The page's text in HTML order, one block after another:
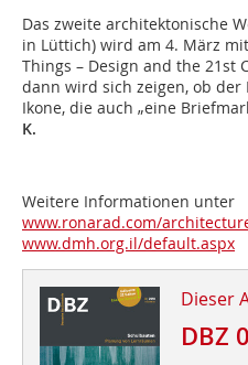
Das zweite architektonische
in Lüttich) wird am 4. März
Things – Design and the 21st
dann wird sich zeigen, ob
Ikone, die auch „eine
K.
Weitere Informationen unter
www.ronarad.com/
www.dmh.org.il/default.aspx
Dieser
DBZ